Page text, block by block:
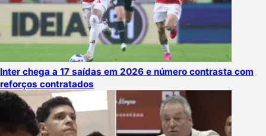
Inter chega a 17 saídas em 2026 e número contrasta com
reforços contratados